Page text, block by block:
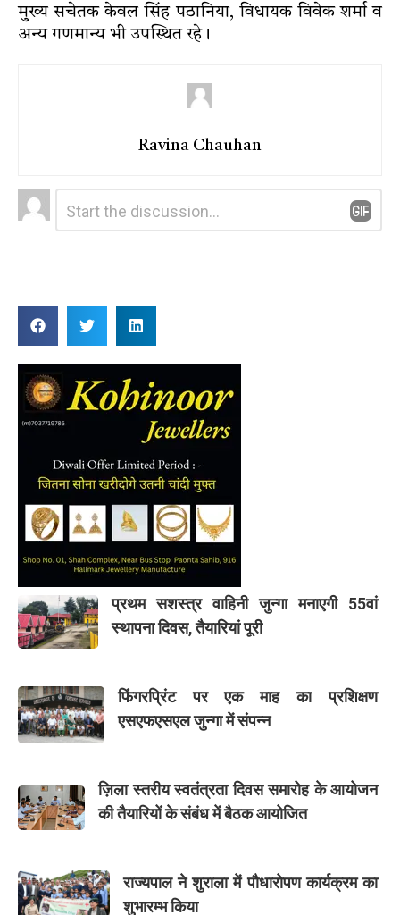
मुख्य सचेतक केवल सिंह पठानिया, विधायक विवेक शर्मा व
अन्य गणमान्य भी उपस्थित रहे।
Ravina Chauhan
Leave
a
Comment
प्रथम सशस्त्र वाहिनी जुन्गा मनाएगी 55वां
स्थापना दिवस, तैयारियां पूरी
फिंगरप्रिंट पर एक माह का प्रशिक्षण
एसएफएसएल जुन्गा में संपन्न
ज़िला स्तरीय स्वतंत्रता दिवस समारोह के आयोजन
की तैयारियों के संबंध में बैठक आयोजित
राज्यपाल ने शुराला में पौधारोपण कार्यक्रम का
शुभारम्भ किया